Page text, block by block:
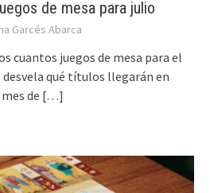
de mesa para julio
Garcés Abarca
cuantos juegos de mesa para el
qué títulos llegarán en
de […]